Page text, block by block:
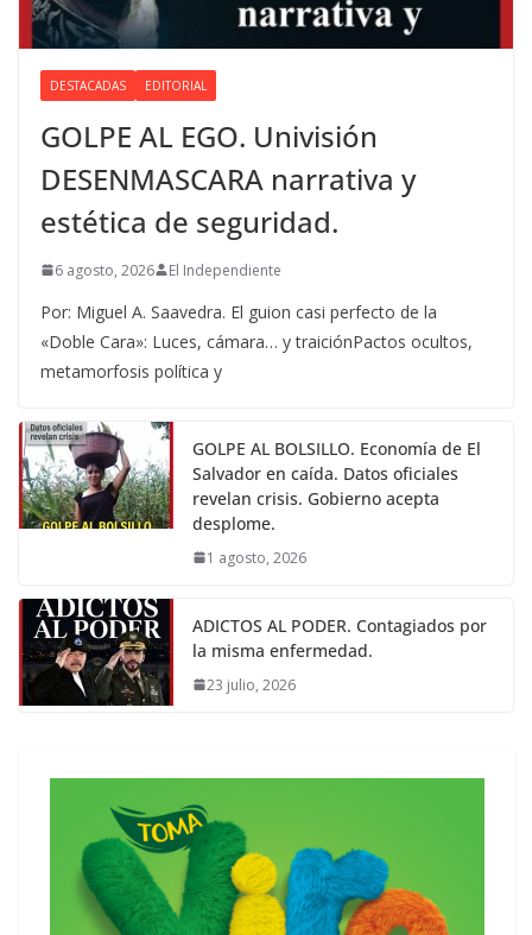
DESTACADAS EDITORIAL
GOLPE AL EGO. Univisión
DESENMASCARA narrativa y
estética de seguridad.
6 agosto, 2026 El Independiente
Por: Miguel A. Saavedra. El guion casi perfecto de la
«Doble Cara»: Luces, cámara… y traiciónPactos ocultos,
metamorfosis política y
GOLPE AL BOLSILLO. Economía de El
Salvador en caída. Datos oficiales
revelan crisis. Gobierno acepta
desplome.
1 agosto, 2026
ADICTOS AL PODER. Contagiados por
la misma enfermedad.
23 julio, 2026